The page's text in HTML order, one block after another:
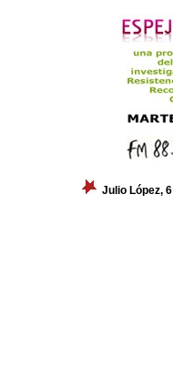
Julio López,